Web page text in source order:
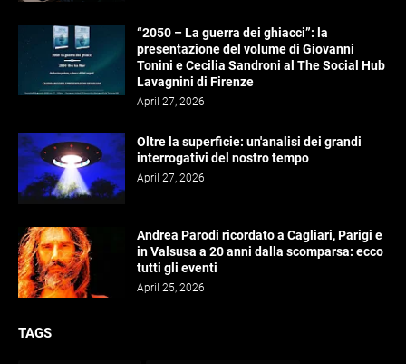
“2050 – La guerra dei ghiacci”: la
presentazione del volume di Giovanni
Tonini e Cecilia Sandroni al The Social Hub
Lavagnini di Firenze
April 27, 2026
Oltre la superficie: un'analisi dei grandi
interrogativi del nostro tempo
April 27, 2026
Andrea Parodi ricordato a Cagliari, Parigi e
in Valsusa a 20 anni dalla scomparsa: ecco
tutti gli eventi
April 25, 2026
TAGS